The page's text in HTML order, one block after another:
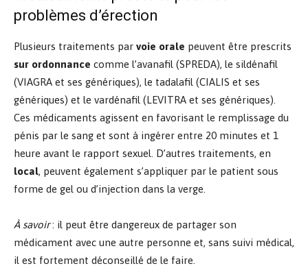
problèmes d’érection
Plusieurs traitements par voie orale peuvent être prescrits
sur ordonnance comme l’avanafil (SPREDA), le sildénafil
(VIAGRA et ses génériques), le tadalafil (CIALIS et ses
génériques) et le vardénafil (LEVITRA et ses génériques).
Ces médicaments agissent en favorisant le remplissage du
pénis par le sang et sont à ingérer entre 20 minutes et 1
heure avant le rapport sexuel. D’autres traitements, en
local, peuvent également s’appliquer par le patient sous
forme de gel ou d’injection dans la verge.
À savoir: il peut être dangereux de partager son
médicament avec une autre personne et, sans suivi médical,
il est fortement déconseillé de le faire.